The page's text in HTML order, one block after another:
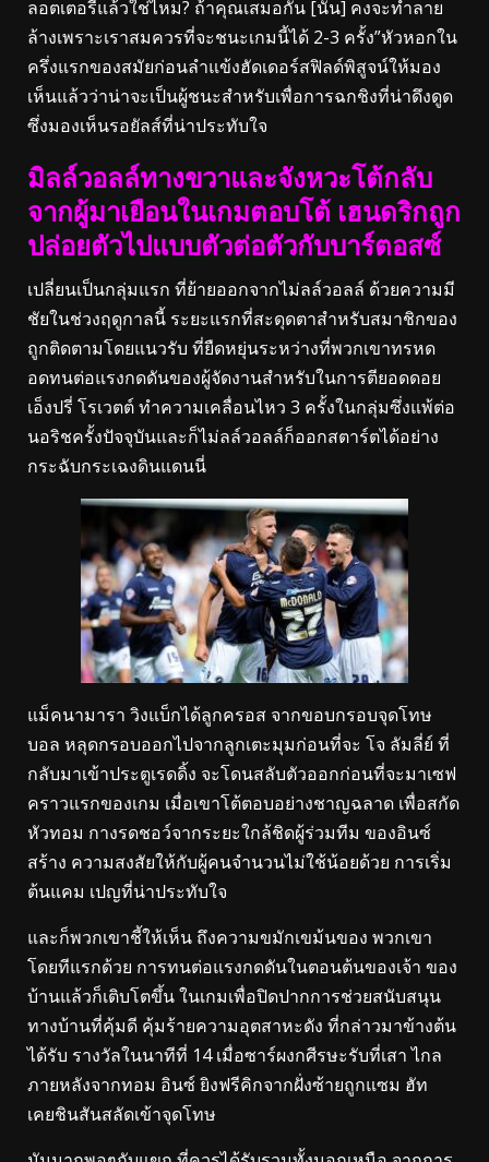
ลอตเตอรี่แล้วใช่ไหม? ถ้าคุณเสมอกัน [นั่น] คงจะทําลาย
ล้างเพราะเราสมควรที่จะชนะเกมนี้ได้ 2-3 ครั้ง”หัวหอกใน
ครึ่งแรกของสมัยก่อนลำแข้งฮัดเดอร์สฟิลด์พิสูจน์ให้มอง
เห็นแล้วว่าน่าจะเป็นผู้ชนะสำหรับเพื่อการฉกชิงที่น่าดึงดูด
ซึ่งมองเห็นรอยัลส์ที่น่าประทับใจ
มิลล์วอลล์ทางขวาและจังหวะโต้กลับ
จากผู้มาเยือนในเกมตอบโต้ เฮนดริกถูก
ปล่อยตัวไปแบบตัวต่อตัวกับบาร์ตอสซ์
เปลี่ยนเป็นกลุ่มแรก ที่ย้ายออกจากไม่ลล์วอลล์ ด้วยความมี
ชัยในช่วงฤดูกาลนี้ ระยะแรกที่สะดุดตาสําหรับสมาชิกของ
ถูกติดตามโดยแนวรับ ที่ยืดหยุ่นระหว่างที่พวกเขาทรหด
อดทนต่อแรงกดดันของผู้จัดงานสำหรับในการตียอดดอย
เอ็งปรี่ โรเวตต์ ทําความเคลื่อนไหว 3 ครั้งในกลุ่มซึ่งแพ้ต่อ
นอริชครั้งปัจจุบันและก็ไม่ลล์วอลล์ก็ออกสตาร์ตได้อย่าง
กระฉับกระเฉงดินแดนนี่
แม็คนามารา วิงแบ็กได้ลูกครอส จากขอบกรอบจุดโทษ
บอล หลุดกรอบออกไปจากลูกเตะมุมก่อนที่จะ โจ ลัมลี่ย์ ที่
กลับมาเข้าประตูเรดดิ้ง จะโดนสลับตัวออกก่อนที่จะมาเซฟ
คราวแรกของเกม เมื่อเขาโต้ตอบอย่างชาญฉลาด เพื่อสกัด
หัวทอม กางรดชอว์จากระยะใกล้ชิดผู้ร่วมทีม ของอินซ์
สร้าง ความสงสัยให้กับผู้คนจำนวนไม่ใช้น้อยด้วย การเริ่ม
ต้นแคม เปญที่น่าประทับใจ
และก็พวกเขาชี้ให้เห็น ถึงความขมักเขม้นของ พวกเขา
โดยทีแรกด้วย การทนต่อแรงกดดันในตอนต้นของเจ้า ของ
บ้านแล้วก็เติบโตขึ้น ในเกมเพื่อปิดปากการช่วยสนับสนุน
ทางบ้านที่คุ้มดี คุ้มร้ายความอุตสาหะดัง ที่กล่าวมาข้างต้น
ได้รับ รางวัลในนาทีที่ 14 เมื่อซาร์ผงกศีรษะรับที่เสา ไกล
ภายหลังจากทอม อินซ์ ยิงฟรีคิกจากฝั่งซ้ายถูกแซม ฮัท
เคยชินสันสลัดเข้าจุดโทษ